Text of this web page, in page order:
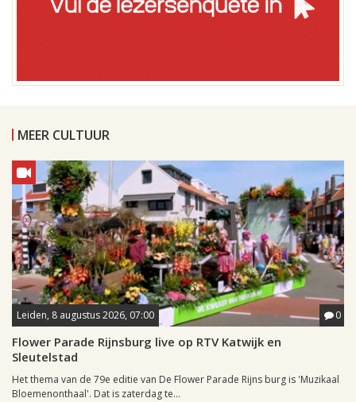
MEER CULTUUR
Leiden, 8 augustus 2026, 07:00 0
Flower Parade Rijnsburg live op RTV Katwijk en
Sleutelstad
Het thema van de 79e editie van De Flower Parade Rijns burg is 'Muzikaal
Bloemenonthaal'. Dat is zaterdag te...